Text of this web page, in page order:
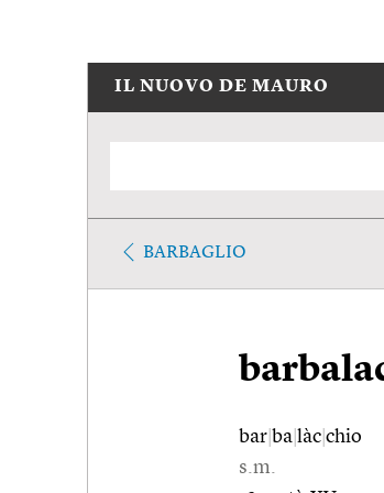
IL NUOVO DE MAURO
BARBAGLIO
bar ba làc chio
s.m.